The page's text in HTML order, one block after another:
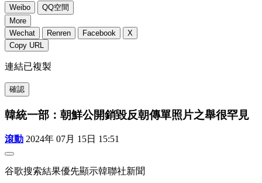
Weibo
QQ空間
More
Wechat
Renren Facebook
X
Copy URL
連結已複製
確認
韓統一部：朝鮮公開銷毀反朝傳單照片之舉很罕見
滾動 2024年 07月 15日 15:51
谷歌搜索結果優先顯示韓聯社新聞